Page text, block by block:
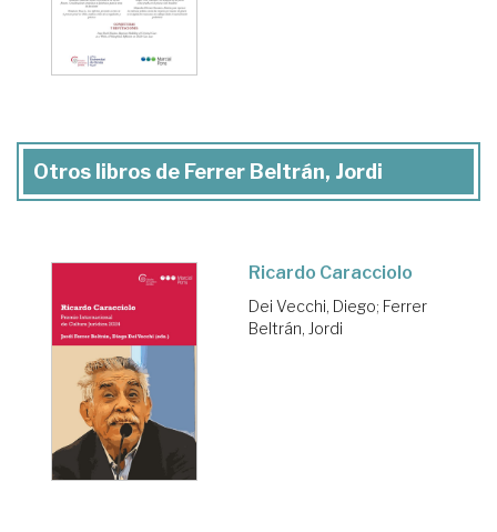
Otros libros de Ferrer Beltrán, Jordi
Ricardo Caracciolo
Dei Vecchi, Diego; Ferrer
Beltrán, Jordi